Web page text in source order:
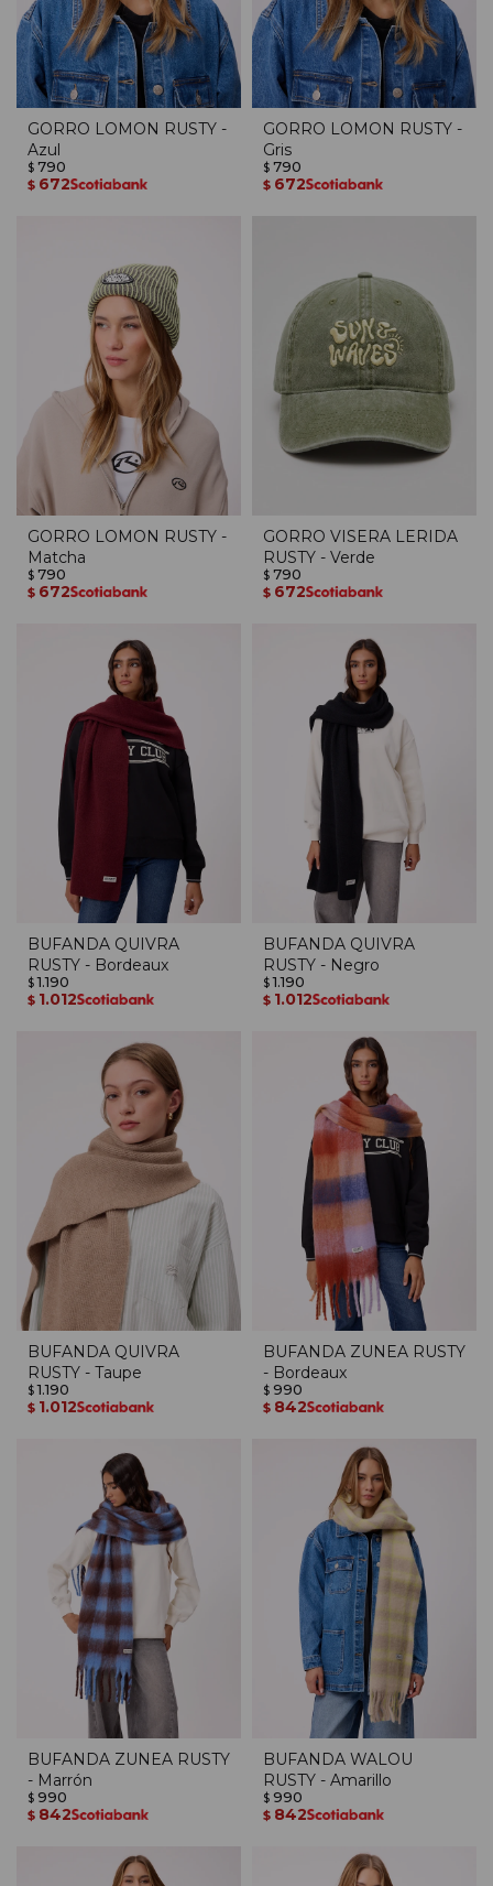
GORRO LOMON RUSTY -
Azul
$ 790
$ 672
GORRO LOMON RUSTY -
Gris
$ 790
$ 672
GORRO LOMON RUSTY -
Matcha
$ 790
$ 672
GORRO VISERA LERIDA
RUSTY - Verde
$ 790
$ 672
BUFANDA QUIVRA
RUSTY - Bordeaux
$ 1.190
$ 1.012
BUFANDA QUIVRA
RUSTY - Negro
$ 1.190
$ 1.012
BUFANDA QUIVRA
RUSTY - Taupe
$ 1.190
$ 1.012
BUFANDA ZUNEA RUSTY
- Bordeaux
$ 990
$ 842
BUFANDA ZUNEA RUSTY
- Marrón
$ 990
$ 842
BUFANDA WALOU
RUSTY - Amarillo
$ 990
$ 842